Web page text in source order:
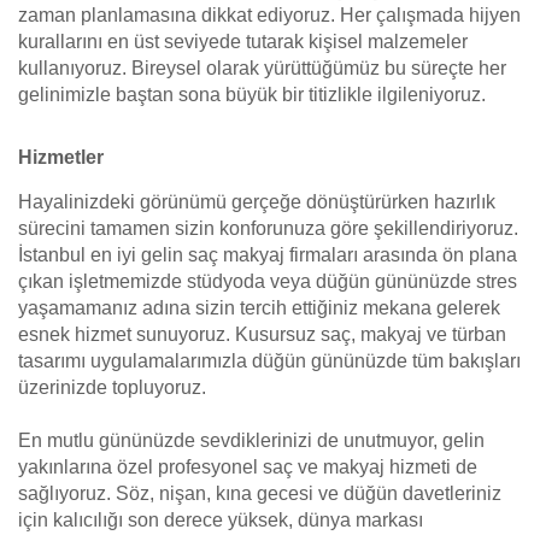
zaman planlamasına dikkat ediyoruz. Her çalışmada hijyen
kurallarını en üst seviyede tutarak kişisel malzemeler
kullanıyoruz. Bireysel olarak yürüttüğümüz bu süreçte her
gelinimizle baştan sona büyük bir titizlikle ilgileniyoruz.
Hizmetler
Hayalinizdeki görünümü gerçeğe dönüştürürken hazırlık
sürecini tamamen sizin konforunuza göre şekillendiriyoruz.
İstanbul en iyi gelin saç makyaj firmaları arasında ön plana
çıkan işletmemizde stüdyoda veya düğün gününüzde stres
yaşamamanız adına sizin tercih ettiğiniz mekana gelerek
esnek hizmet sunuyoruz. Kusursuz saç, makyaj ve türban
tasarımı uygulamalarımızla düğün gününüzde tüm bakışları
üzerinizde topluyoruz.
En mutlu gününüzde sevdiklerinizi de unutmuyor, gelin
yakınlarına özel profesyonel saç ve makyaj hizmeti de
sağlıyoruz. Söz, nişan, kına gecesi ve düğün davetleriniz
için kalıcılığı son derece yüksek, dünya markası